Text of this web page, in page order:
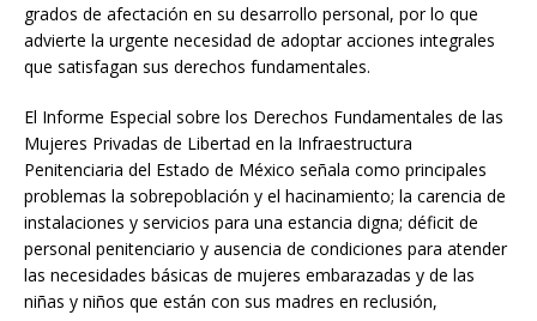
grados de afectación en su desarrollo personal, por lo que
advierte la urgente necesidad de adoptar acciones integrales
que satisfagan sus derechos fundamentales.
El Informe Especial sobre los Derechos Fundamentales de las
Mujeres Privadas de Libertad en la Infraestructura
Penitenciaria del Estado de México señala como principales
problemas la sobrepoblación y el hacinamiento; la carencia de
instalaciones y servicios para una estancia digna; déficit de
personal penitenciario y ausencia de condiciones para atender
las necesidades básicas de mujeres embarazadas y de las
niñas y niños que están con sus madres en reclusión,